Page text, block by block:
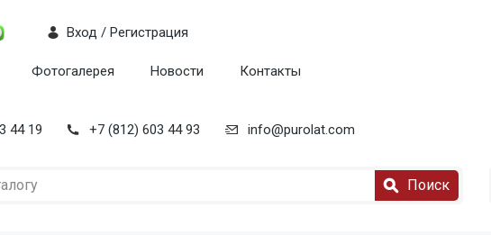
Фотогалерея Новости Контакты
Вход / Регистрация
44 19 +7 (812) 603 44 93 info@purolat.com
Поиск